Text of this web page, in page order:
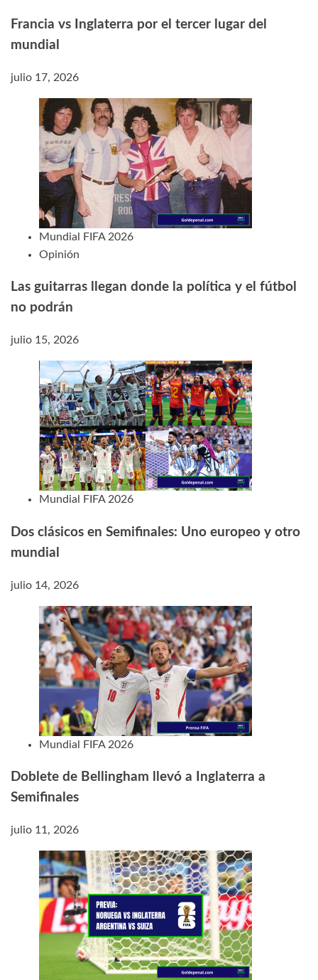
Francia vs Inglaterra por el tercer lugar del
mundial
julio 17, 2026
Mundial FIFA 2026
Opinión
Las guitarras llegan donde la política y el fútbol
no podrán
julio 15, 2026
Mundial FIFA 2026
Dos clásicos en Semifinales: Uno europeo y otro
mundial
julio 14, 2026
Mundial FIFA 2026
Doblete de Bellingham llevó a Inglaterra a
Semifinales
julio 11, 2026